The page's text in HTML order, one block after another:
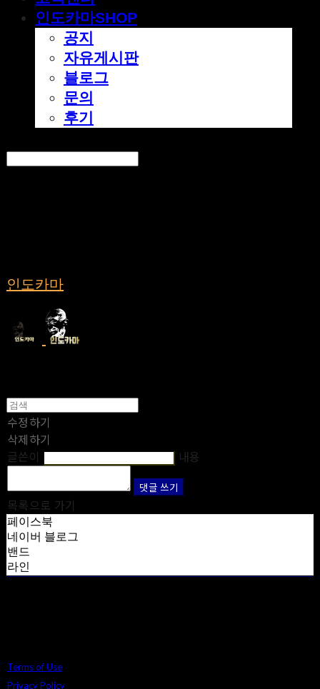
인도카마SHOP
공지
자유게시판
블로그
문의
후기
인도카마
수정하기
삭제하기
글쓴이
내용
댓글 쓰기
목록으로 가기
페이스북
네이버 블로그
밴드
라인
Terms of Use
Privacy Policy